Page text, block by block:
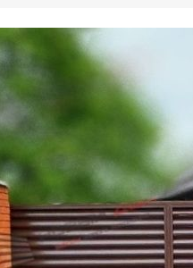
Заборы с
Заборы из
горизонтального
Забор жалюзи
ВЫБОР ПО